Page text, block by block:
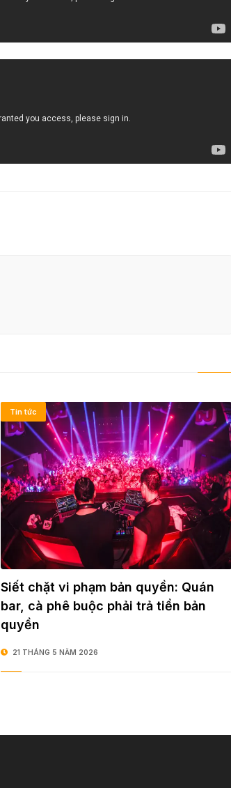
Tin tức
Siết chặt vi phạm bản quyền: Quán
bar, cà phê buộc phải trả tiền bản
quyền
21 THÁNG 5 NĂM 2026